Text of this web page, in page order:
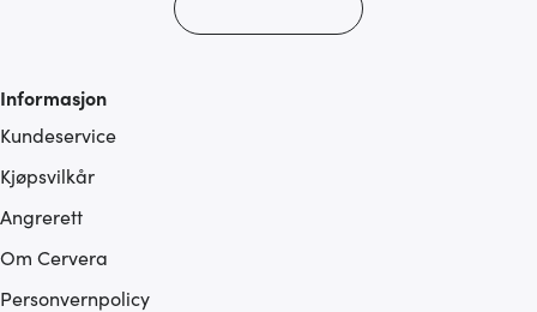
Informasjon
Kundeservice
Kjøpsvilkår
Angrerett
Om Cervera
Personvernpolicy